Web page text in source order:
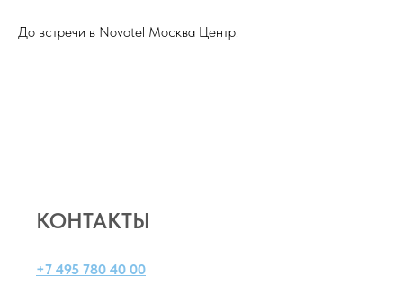
До встречи в Novotel Москва Центр!
КОНТАКТЫ
+7 495 780 40 00